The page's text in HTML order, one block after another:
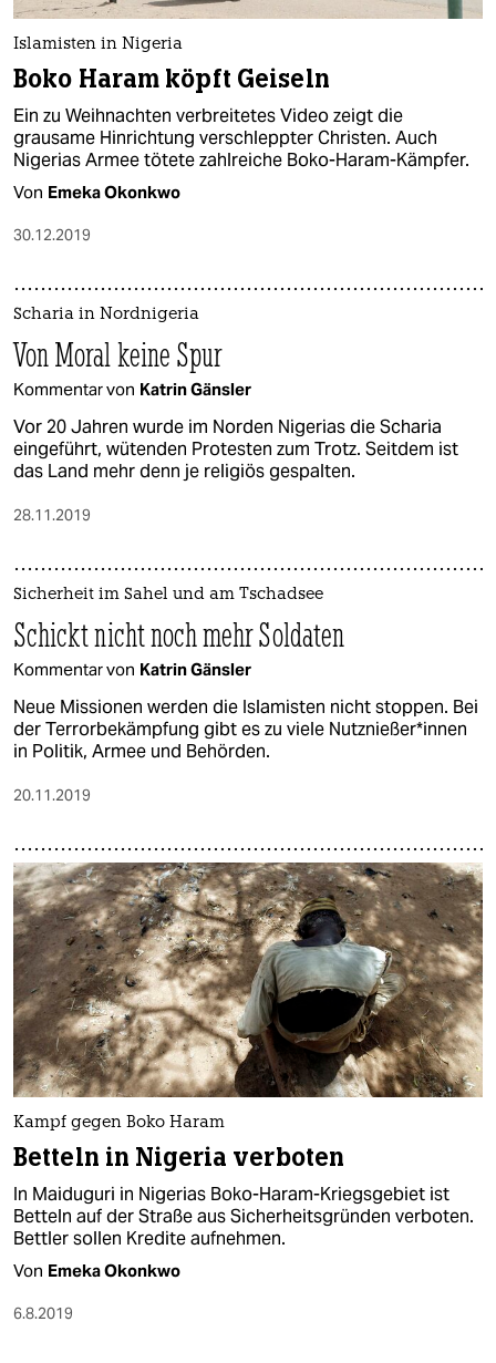
Islamisten in Nigeria
Boko Haram köpft Geiseln
Ein zu Weihnachten verbreitetes Video zeigt die
grausame Hinrichtung verschleppter Christen. Auch
Nigerias Armee tötete zahlreiche Boko-Haram-Kämpfer.
Von Emeka Okonkwo
30.12.2019
Scharia in Nordnigeria
Von Moral keine Spur
Kommentar von Katrin Gänsler
Vor 20 Jahren wurde im Norden Nigerias die Scharia
eingeführt, wütenden Protesten zum Trotz. Seitdem ist
das Land mehr denn je religiös gespalten.
28.11.2019
Sicherheit im Sahel und am Tschadsee
Schickt nicht noch mehr Soldaten
Kommentar von Katrin Gänsler
Neue Missionen werden die Islamisten nicht stoppen. Bei
der Terrorbekämpfung gibt es zu viele Nutznießer*innen
in Politik, Armee und Behörden.
20.11.2019
Kampf gegen Boko Haram
Betteln in Nigeria verboten
In Maiduguri in Nigerias Boko-Haram-Kriegsgebiet ist
Betteln auf der Straße aus Sicherheitsgründen verboten.
Bettler sollen Kredite aufnehmen.
Von Emeka Okonkwo
6.8.2019